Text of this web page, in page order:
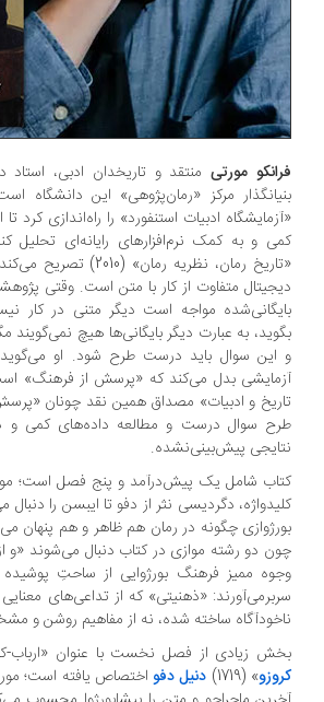
مورتی منتقد و تاریخدان ادبی، استاد
ادبیات استنفورد» را راه‌اندازی کرد تا
و به کمک نرم‌افزارهای رایانه‌ای تحلیل کند.
«تاریخ رمان، نظریه رمان» (2010) تصریح
متفاوت از کار با متن است. وقتی پژوهشگر
مواجه است دیگر متنی در کار نیست
به عبارت دیگر بایگانی‌ها هیچ نمی‌گویند مگر
سوال باید درست طرح شود. او می‌گوید این
بدل می‌کند که «پرسش از فرهنگ» است.
و ادبیات» مصداق همین نقد چونان «پرسش از
سوال درست و مطالعه داده‌های کمی و
پیش‌بینی‌نشده.
شامل یک پیش‌درآمد و پنج فصل است؛ مورتی با
دگردیسی نثر از دفو تا ایبسن را دنبال
چگونه در رمان هم ظاهر و هم پنهان می‌شود.
دو رشته موازی در کتاب دنبال می‌شوند «و از
ممیز فرهنگ بورژوایی از ساحتِ پوشیده و حتی
«ذهنیتی» که از تداعی‌های معنایی و
ساخته شده، نه از مفاهیم روشن و مشخص.»
زیادی از فصل نخست با عنوان «ارباب-کارگر»
» (1719) دنیل دفواختصاص یافته است؛ مورتی